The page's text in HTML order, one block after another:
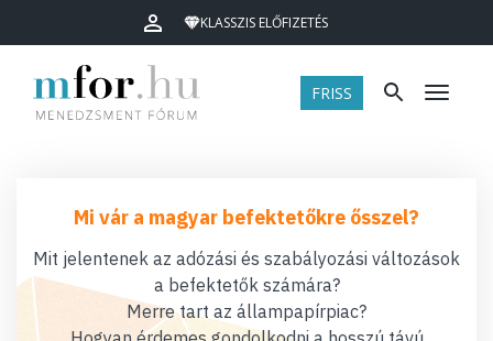
KLASSZIS ELŐFIZETÉS
FRISS Menü
Mi vár a magyar befektetőkre ősszel?
Mit jelentenek az adózási és szabályozási változások
a befektetők számára?
Merre tart az állampapírpiac?